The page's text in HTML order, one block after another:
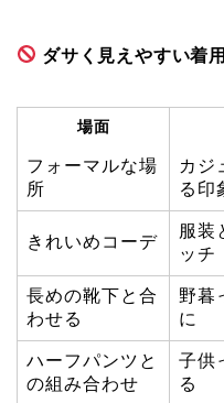
ダサく見えやすい着
場面
フォーマルな場
所
カジ
る印
きれいめコーデ
服装
ッチ
長めの靴下と合
わせる
野暮
に
ハーフパンツと
の組み合わせ
子供
る